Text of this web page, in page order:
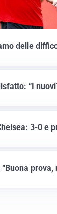
delle
“I
3-0 e
prova,